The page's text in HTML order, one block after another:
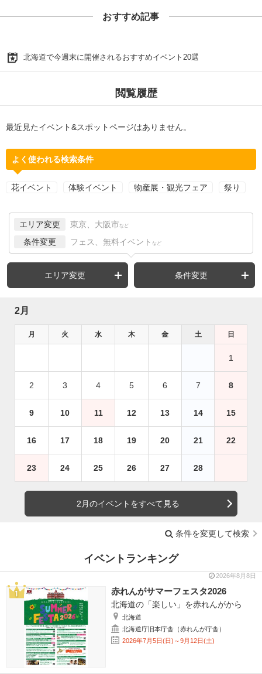
おすすめ記事
北海道で今週末に開催されるおすすめイベント20選
閲覧履歴
最近見たイベント&スポットページはありません。
よく使われる検索条件
花イベント 体験イベント 物産展・観光フェア 祭り
エリア変更 東京、大阪市 など
条件変更 フェス、無料イベント など
エリア変更 条件変更
2月
月 火 水 木 金 土 日
1
2 3 4 5 6 7 8
9 10 11 12 13 14 15
16 17 18 19 20 21 22
23 24 25 26 27 28
2月のイベントをすべて見る
条件を変更して検索
イベントランキング
2026年8月8日
赤れんがサマーフェスタ2026
北海道の「楽しい」を赤れんがから
北海道
北海道庁旧本庁舎（赤れんが庁舎）
2026年7月5日(日)～9月12日(土)